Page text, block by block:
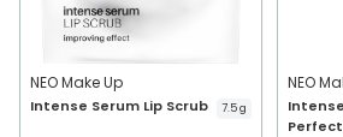
NEO Make Up
Intense Serum Lip Scrub 7.5 g
NEO